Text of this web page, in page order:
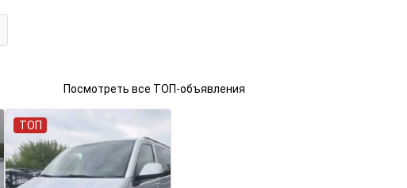
Посмотреть все ТОП-объявления
ТОП